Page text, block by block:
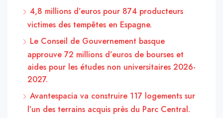
4,8 millions d’euros pour 874 producteurs
victimes des tempêtes en Espagne.
Le Conseil de Gouvernement basque
approuve 72 millions d’euros de bourses et
aides pour les études non universitaires 2026-
2027.
Avantespacia va construire 117 logements sur
l’un des terrains acquis près du Parc Central.